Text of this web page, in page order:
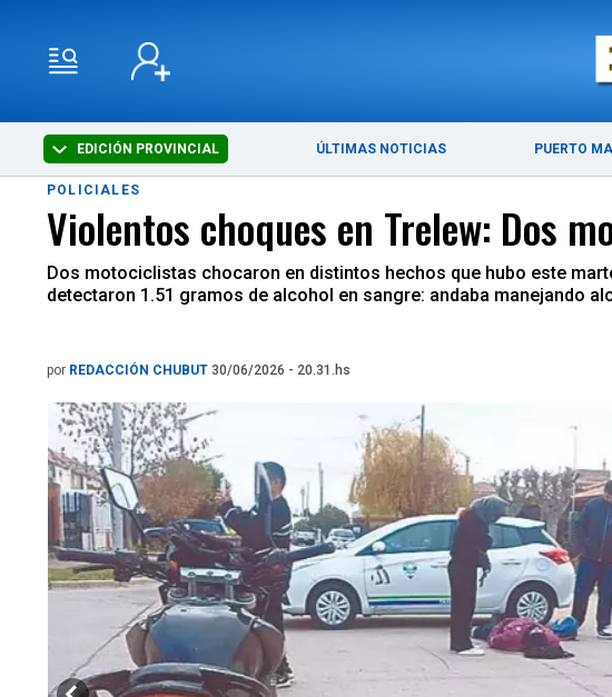
EDICIÓN PROVINCIAL ÚLTIMAS NOTICIAS PUERTO
POLICIALES
Violentos choques en Trelew: Dos
Dos motociclistas chocaron en distintos hechos que hubo este
detectaron 1.51 gramos de alcohol en sangre: andaba manejando
por REDACCIÓN CHUBUT 30/06/2026 - 20.31.hs